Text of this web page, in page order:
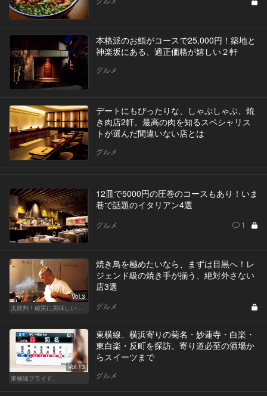
本格派のお鮨がコースで25,000円！築地と
神楽坂にある、適正価格が嬉しい２軒
グルメ
デートにもぴったりな、しゃぶしゃぶ、焼
き肉店2軒。最高の肉を知るスペシャリス
トが選んだ間違いない店とは
グルメ
12皿で5000円の圧巻のコースもあり！いま
巷で話題のイタリアン4選
グルメ 1
Vol.3
太鼓判！確実に美味しい焼き鳥の名店
焼き鳥を極めたいなら、まずは目黒へ！レ
ジェンド級の焼き手が揃う、絶対外さない
店3選
グルメ
Vol.13
東横線プライド。
東横線、横浜寄りの菊名・妙蓮寺・白楽・
東白楽・反町を探訪。寄り道必至の酒場か
らスイーツまで
グルメ